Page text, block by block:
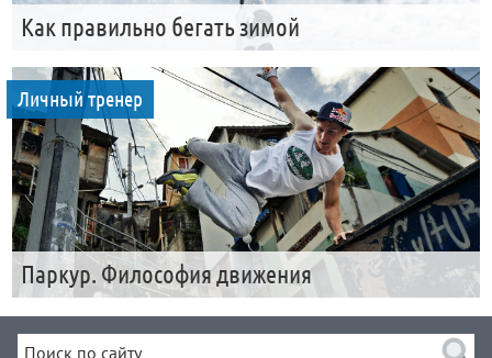
Как правильно бегать зимой
Личный тренер
Паркур. Философия движения